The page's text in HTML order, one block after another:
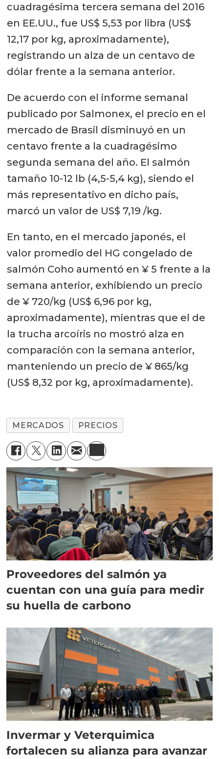
cuadragésima tercera semana del 2016
en EE.UU., fue US$ 5,53 por libra (US$
12,17 por kg, aproximadamente),
registrando un alza de un centavo de
dólar frente a la semana anterior.
De acuerdo con el informe semanal
publicado por Salmonex, el precio en el
mercado de Brasil disminuyó en un
centavo frente a la cuadragésimo
segunda semana del año. El salmón
tamaño 10-12 lb (4,5-5,4 kg), siendo el
más representativo en dicho país,
marcó un valor de US$ 7,19 /kg.
En tanto, en el mercado japonés, el
valor promedio del HG congelado de
salmón Coho aumentó en ¥ 5 frente a la
semana anterior, exhibiendo un precio
de ¥ 720/kg (US$ 6,96 por kg,
aproximadamente), mientras que el de
la trucha arcoíris no mostró alza en
comparación con la semana anterior,
manteniendo un precio de ¥ 865/kg
(US$ 8,32 por kg, aproximadamente).
MERCADOS PRECIOS
Proveedores del salmón ya
cuentan con una guía para medir
su huella de carbono
Invermar y Veterquimica
fortalecen su alianza para avanzar